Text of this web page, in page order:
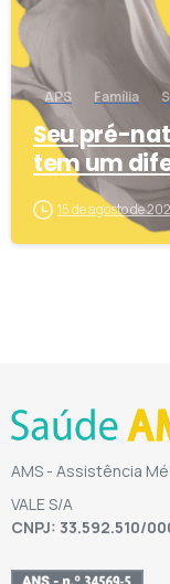
APS Família
Seu pré-
tem um
15 de agosto de
AMS - Assistência
VALE S/A
CNPJ: 33.592.510/